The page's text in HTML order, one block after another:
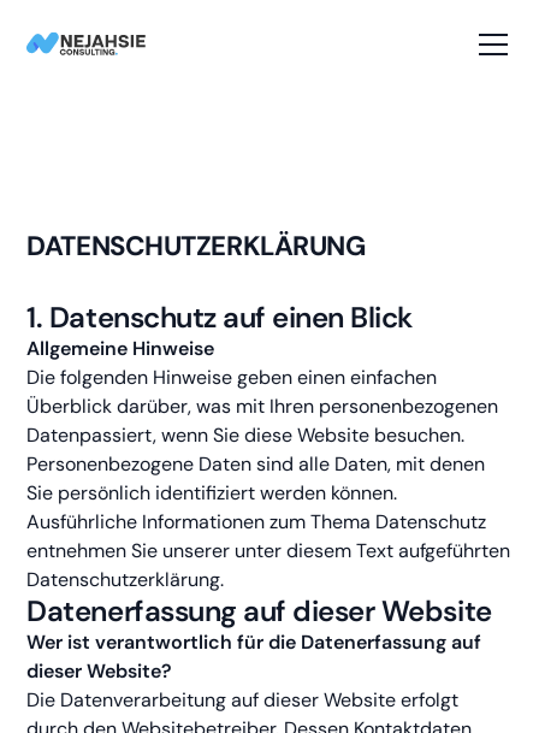
DATENSCHUTZERKLÄRUNG
1. Datenschutz auf einen Blick
Allgemeine Hinweise
Die folgenden Hinweise geben einen einfachen
Überblick darüber, was mit Ihren personenbezogenen
Datenpassiert, wenn Sie diese Website besuchen.
Personenbezogene Daten sind alle Daten, mit denen
Sie persönlich identifiziert werden können.
Ausführliche Informationen zum Thema Datenschutz
entnehmen Sie unserer unter diesem Text aufgeführten
Datenschutzerklärung.
Datenerfassung auf dieser Website
Wer ist verantwortlich für die Datenerfassung auf
dieser Website?
Die Datenverarbeitung auf dieser Website erfolgt